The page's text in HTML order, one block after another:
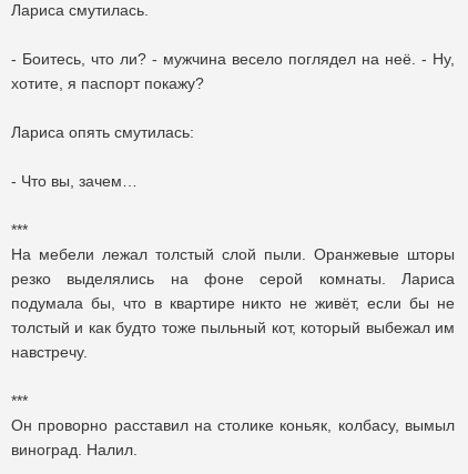
Лариса смутилась.
- Боитесь, что ли? - мужчина весело поглядел на неё. - Ну,
хотите, я паспорт покажу?
Лариса опять смутилась:
- Что вы, зачем…
***
На мебели лежал толстый слой пыли. Оранжевые шторы
резко выделялись на фоне серой комнаты. Лариса
подумала бы, что в квартире никто не живёт, если бы не
толстый и как будто тоже пыльный кот, который выбежал им
навстречу.
***
Он проворно расставил на столике коньяк, колбасу, вымыл
виноград. Налил.